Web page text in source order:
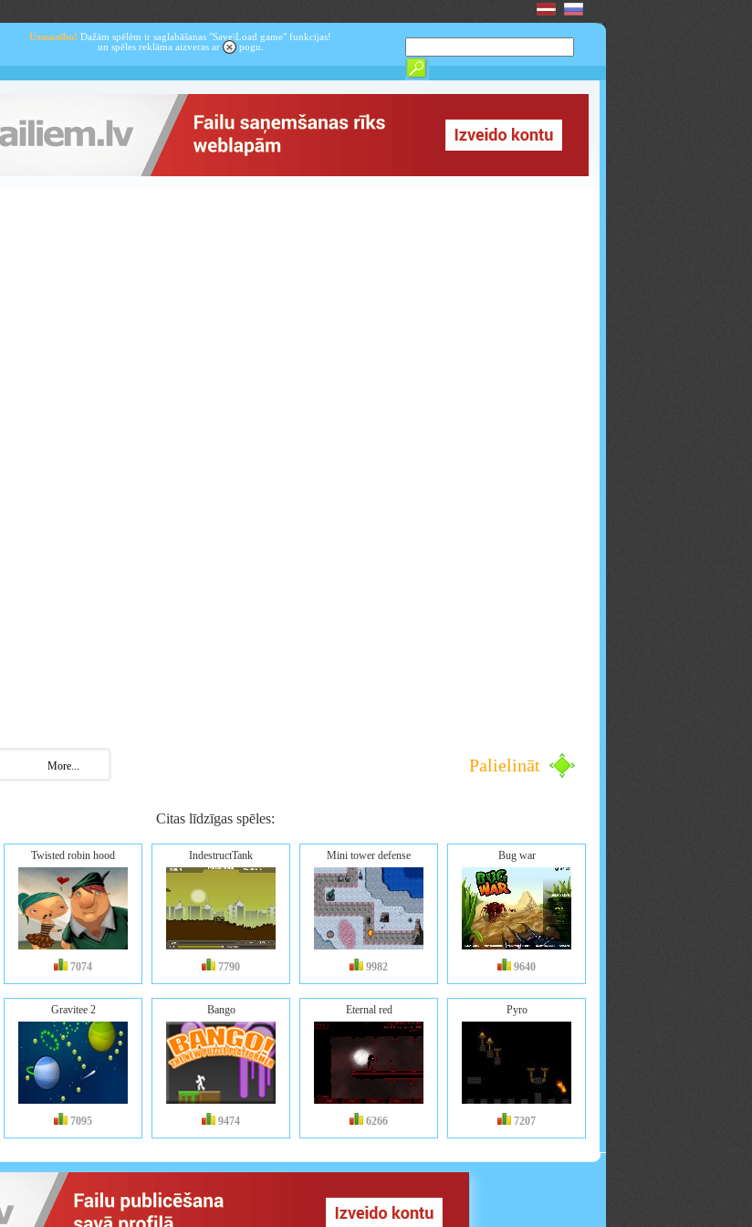
Uzmanību! Dažām spēlēm ir saglabāšanas "Save\Load game" funkcijas!
un spēles reklāma aizveras ar
pogu.
More... Palielināt
Citas līdzīgas spēles:
Twisted robin hood
7074
IndestructTank
7790
Mini tower defense
9982
Bug war
9640
Gravitee 2
7095
Bango
9474
Eternal red
6266
Pyro
7207